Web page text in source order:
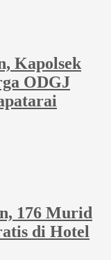
Kapolsek
ODGJ
176 Murid
di Hotel